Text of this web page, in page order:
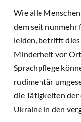
Wie alle
dem seit nunmehr
leiden, betrifft
Minderheit vor
Sprachpflege
rudimentär
die Tätigkeiten
Ukraine in den